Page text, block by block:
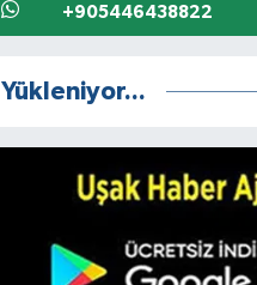
+905446438822
Yükleniyor...